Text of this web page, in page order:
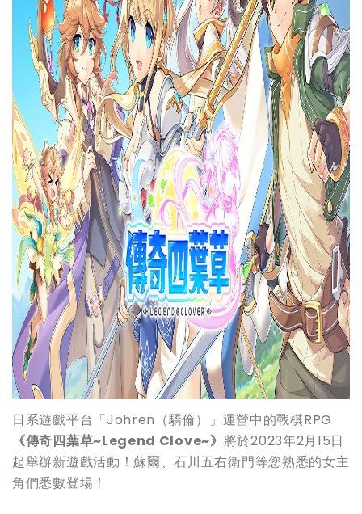
日系遊戲平台「Johren（驕倫）」運營中的戰棋RPG
《傳奇四葉草~Legend Clove~》 將於2023年2月15日
起舉辦新遊戲活動！蘇爾、石川五右衛門等您熟悉的女主
角們悉數登場！